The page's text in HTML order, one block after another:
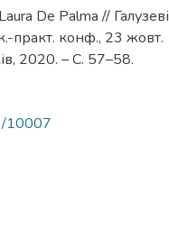
De Palma // Галузеві
практ. конф., 23 жовт.
2020. – С. 57–58.
10007